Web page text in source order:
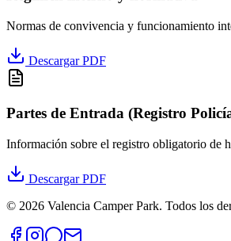
Normas de convivencia y funcionamiento
Descargar PDF
Partes de Entrada (Registro
Información sobre el registro obligatorio de
Descargar PDF
© 2026 Valencia Camper Park. Todos los